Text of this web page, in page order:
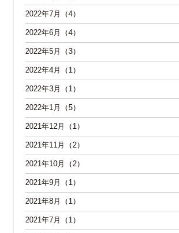
2022年7月（4）
2022年6月（4）
2022年5月（3）
2022年4月（1）
2022年3月（1）
2022年1月（5）
2021年12月（1）
2021年11月（2）
2021年10月（2）
2021年9月（1）
2021年8月（1）
2021年7月（1）